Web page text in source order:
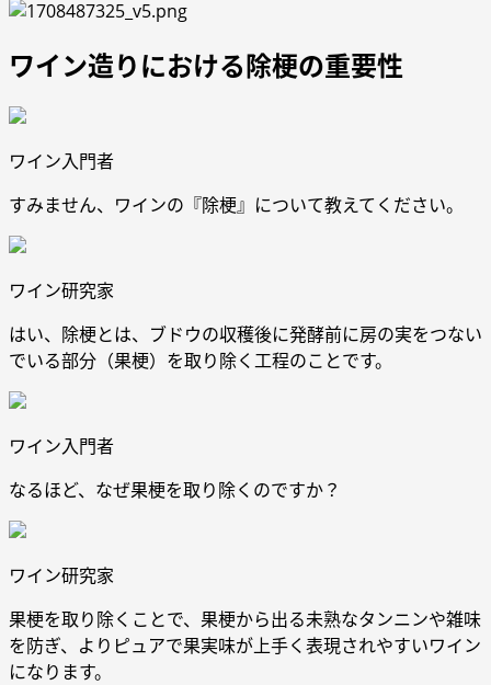
ワイン造りにおける除梗の重要性
ワイン入門者
すみません、ワインの『除梗』について教えてください。
ワイン研究家
はい、除梗とは、ブドウの収穫後に発酵前に房の実をつない
でいる部分（果梗）を取り除く工程のことです。
ワイン入門者
なるほど、なぜ果梗を取り除くのですか？
ワイン研究家
果梗を取り除くことで、果梗から出る未熟なタンニンや雑味
を防ぎ、よりピュアで果実味が上手く表現されやすいワイン
になります。